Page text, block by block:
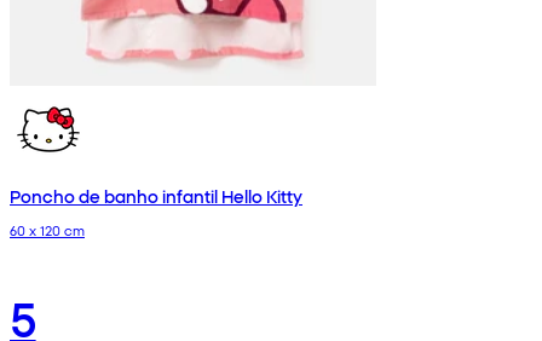
Poncho de banho infantil Hello Kitty
60 x 120 cm
5